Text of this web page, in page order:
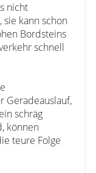
nicht
sie kann schon
Bordsteins
schnell
Geradeauslauf,
schräg
können
teure Folge